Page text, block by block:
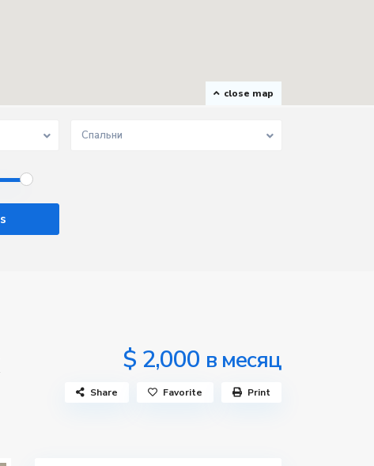
close map
Спальни
$ 2,000 в месяц
Share Favorite Print